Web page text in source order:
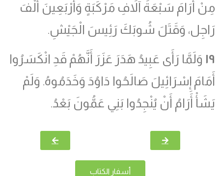
مِنْ أَرَامَ سَبْعَةَ آلاَفِ مَرْكَبَةٍ وَأَرْبَعِينَ أَلْفَ
رَاجِل، وَقَتَلَ شُوبَكَ رَئِيسَ الْجَيْشِ.
١٩ وَلَمَّا رَأَى عَبِيدُ هَدَرَ عَزَرَ أَنَّهُمْ قَدِ انْكَسَرُوا
أَمَامَ إِسْرَائِيلَ صَالَحُوا دَاوُدَ وَخَدَمُوهُ. وَلَمْ
يَشَأْ أَرَامُ أَنْ يُنْجِدُوا بَنِي عَمُّونَ بَعْدُ.
أسفار الكتاب